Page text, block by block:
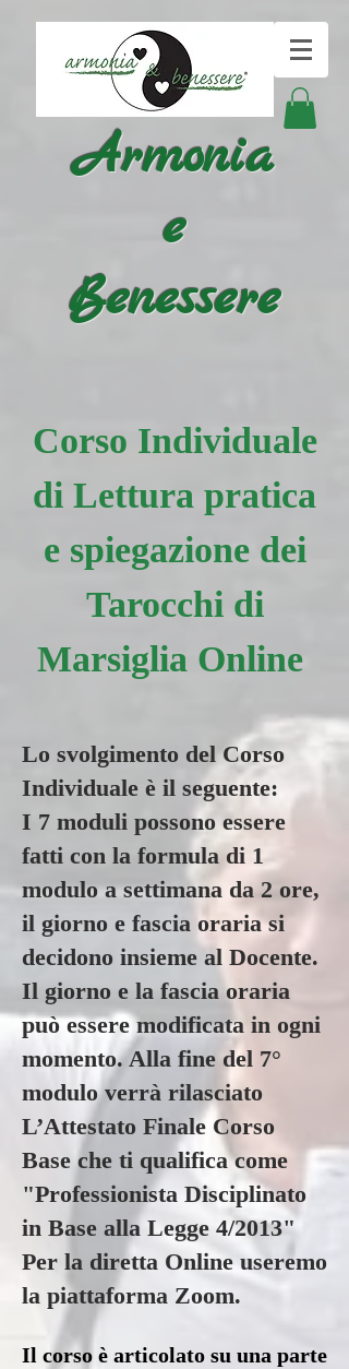
Armonia
e
Benessere
Corso Individuale
di Lettura pratica
e spiegazione dei
Tarocchi di
Marsiglia Online
Lo svolgimento del Corso
Individuale è il seguente:
I 7 moduli possono essere
fatti con la formula di 1
modulo a settimana da 2 ore,
il giorno e fascia oraria si
decidono insieme al Docente.
Il giorno e la fascia oraria
può essere modificata in ogni
momento. Alla fine del 7°
modulo verrà rilasciato
L’Attestato Finale Corso
Base che ti qualifica come
"Professionista Disciplinato
in Base alla Legge 4/2013"
Per la diretta Online useremo
la piattaforma Zoom.
Il corso è articolato su una parte